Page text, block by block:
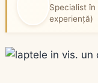
Specialist
experiență)